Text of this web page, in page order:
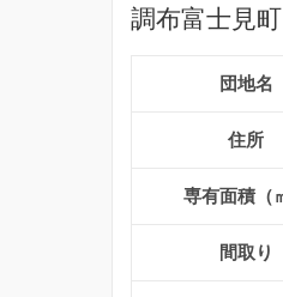
調布富士見
団地名
住所
専有面積（
間取り